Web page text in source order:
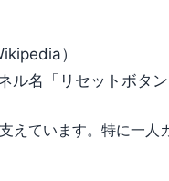
）
名「リセットボタン
えています。特に一人